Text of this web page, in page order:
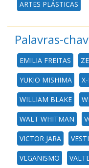
ARTES PLÁSTICAS
Palavras-
EMILIA FREITAS
YUKIO MISHIMA
WILLIAM BLAKE
WALT WHITMAN
VICTOR JARA
VEGANISMO